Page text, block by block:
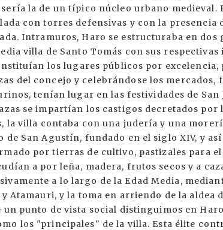
la de un típico núcleo urbano medieval.
con torres defensivas y con la presencia
Intramuros, Haro se estructuraba en
villa de Santo Tomás con sus respectivas
los lugares públicos por excelencia,
del concejo y celebrándose los mercados,
tenían lugar en las festividades de San
se impartían los castigos decretados por
la villa contaba con una judería y una
de San Agustín, fundado en el siglo XIV, y
por tierras de cultivo, pastizales para
a por leña, madera, frutos secos y a
a lo largo de la Edad Media,
Atamauri, y la toma en arriendo de la aldea
un punto de vista social distinguimos en
los "principales" de la villa. Esta élite